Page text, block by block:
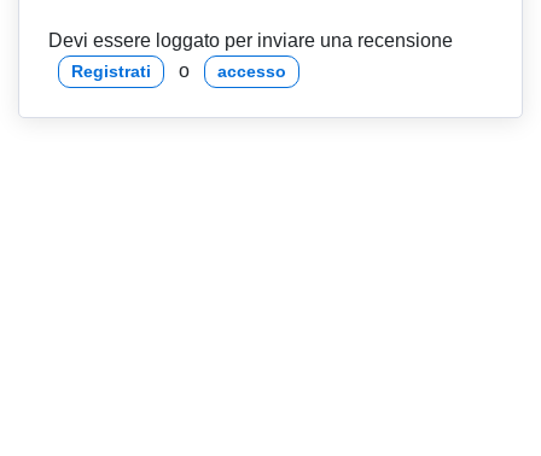
Devi essere loggato per inviare una recensione
Registrati o accesso